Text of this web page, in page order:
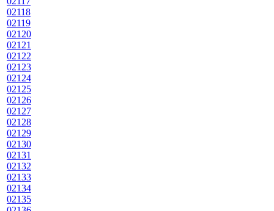
02118
02119
02120
02121
02122
02123
02124
02125
02126
02127
02128
02129
02130
02131
02132
02133
02134
02135